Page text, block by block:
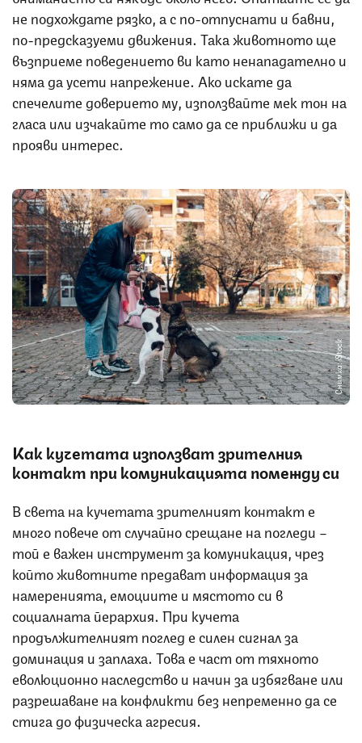
не подхождате рязко, а с по-отпуснати и бавни,
по-предсказуеми движения. Така животното ще
възприеме поведението ви като ненападателно и
няма да усети напрежение. Ако искате да
спечелите доверието му, използвайте мек тон на
гласа или изчакайте то само да се приближи и да
прояви интерес.
Снимка: iStock
Как кучетата използват зрителния
контакт при комуникацията помежду си
В света на кучетата зрителният контакт е
много повече от случайно срещане на погледи –
той е важен инструмент за комуникация, чрез
който животните предават информация за
намеренията, емоциите и мястото си в
социалната йерархия. При кучета
продължителният поглед е силен сигнал за
доминация и заплаха. Това е част от тяхното
еволюционно наследство и начин за избягване или
разрешаване на конфликти без непременно да се
стига до физическа агресия.